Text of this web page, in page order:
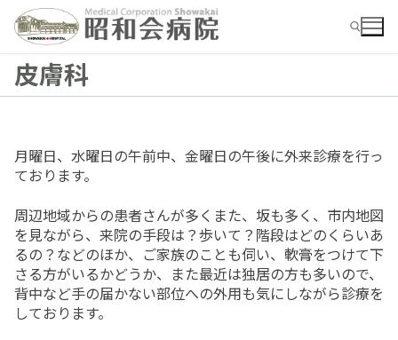
検索:
索:
お知らせ
病院ご紹介
皮膚科
月曜日、水曜日の午前中、金曜日の午後に外来診療を行っ
ております。
周辺地域からの患者さんが多くまた、坂も多く、市内地図
を見ながら、来院の手段は？歩いて？階段はどのくらいあ
るの？などのほか、ご家族のことも伺い、軟膏をつけて下
さる方がいるかどうか、また最近は独居の方も多いので、
背中など手の届かない部位への外用も気にしながら診療を
しております。